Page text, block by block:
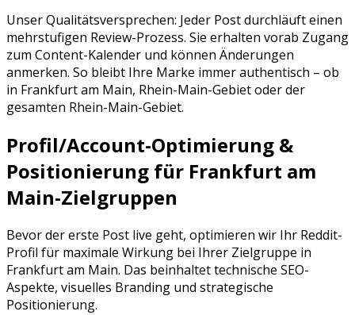
Unser Qualitätsversprechen: Jeder Post durchläuft einen
mehrstufigen Review-Prozess. Sie erhalten vorab Zugang
zum Content-Kalender und können Änderungen
anmerken. So bleibt Ihre Marke immer authentisch – ob
in Frankfurt am Main, Rhein-Main-Gebietoder der
gesamten Rhein-Main-Gebiet.
Profil/Account-Optimierung &
Positionierung für Frankfurt am
Main-Zielgruppen
Bevor der erste Post live geht, optimieren wir Ihr Reddit-
Profil für maximale Wirkung bei Ihrer Zielgruppe in
Frankfurt am Main. Das beinhaltet technische SEO-
Aspekte, visuelles Branding und strategische
Positionierung.